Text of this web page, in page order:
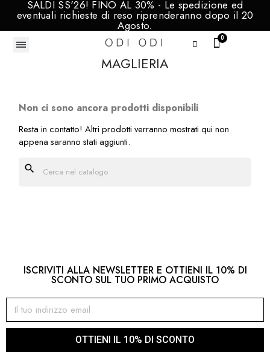
SALDI SS'26! FINO AL 30% - Le spedizione ed
eventuali richieste di reso riprenderanno dopo il 20
Agosto.
MAGLIERIA
Non ci sono ancora prodotti disponibili
Resta in contatto! Altri prodotti verranno mostrati qui non
appena saranno stati aggiunti.
search
ISCRIVITI ALLA NEWSLETTER E OTTIENI IL 10% DI
SCONTO SUL TUO PRIMO ACQUISTO
OTTIENI IL 10% DI SCONTO